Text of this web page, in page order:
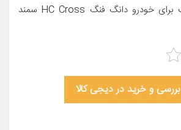
ساخت ۲۰۲۱ مناسب برای خودرو دانگ فنگ HC Cross سمند
بررسی و خرید در دیجی کالا